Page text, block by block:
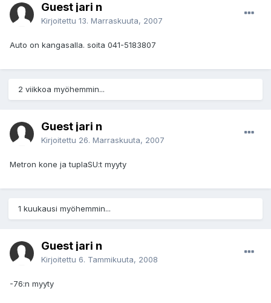
Guest jari n
Kirjoitettu 13. Marraskuuta, 2007
Auto on kangasalla. soita 041-5183807
2 viikkoa myöhemmin...
Guest jari n
Kirjoitettu 26. Marraskuuta, 2007
Metron kone ja tuplaSU:t myyty
1 kuukausi myöhemmin...
Guest jari n
Kirjoitettu 6. Tammikuuta, 2008
-76:n myyty